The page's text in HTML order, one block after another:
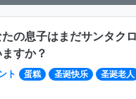
たの息子はまだサンタク
すか？
ト 蛋糕 圣诞快乐 圣诞老人